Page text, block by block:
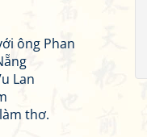
ông Phan
Lan
thơ.